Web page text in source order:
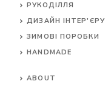
РУКОДІЛЛЯ
ДИЗАЙН ІНТЕР'ЄРУ
ЗИМОВІ ПОРОБКИ
HANDMADE
ABOUT